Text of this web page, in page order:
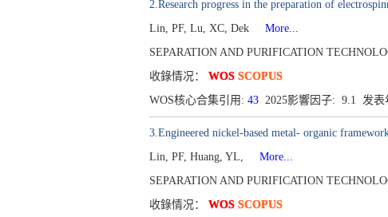
2.Research progress in the preparation of
Lin, PF, Lu, XC, Dek
More...
SEPARATION AND PURIFICATION
收錄情况： WOS SCOPUS
WOS核心合集引用: 43 2025影響因子: 9.1 发
3.Engineered nickel-based metal- organic
Lin, PF, Huang, YL,
More...
SEPARATION AND PURIFICATION
收錄情况： WOS SCOPUS